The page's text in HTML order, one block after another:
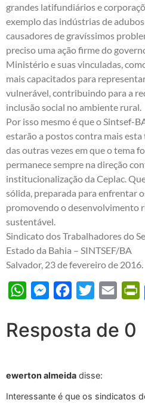
grandes latifundiários e
exemplo das indústrias de
causadores de gravíssimos
preciso uma ação firme do
Ministério e suas vinculadas,
mais capacitados para
vulnerável, contribuindo para a
inclusão social no ambiente rural.
Por isso mesmo é que o Sintsef-
estarão a postos contra mais
das outras vezes em que o tema
permanece sempre na direção
institucionalização da Ceplac.
sólida, preparada para enfrentar
promovendo o desenvolvimento
sustentável.
Sindicato dos Trabalhadores do
Estado da Bahia – SINTSEF/BA
Salvador, 23 de fevereiro de 2016.
WhatsAppMessengerFacebook
Twitter Email
Resposta de 0
ewerton almeida disse:
Interessante é que os sindicatos